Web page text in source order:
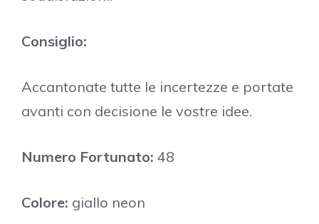
Consiglio:
Accantonate tutte le incertezze e portate
avanti con decisione le vostre idee.
Numero Fortunato: 48
Colore: giallo neon